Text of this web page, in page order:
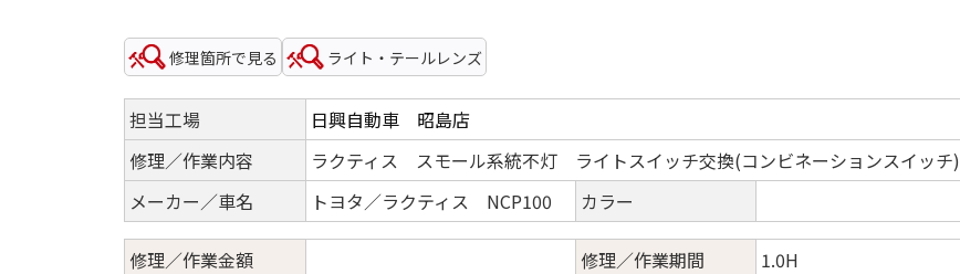
修理箇所で見る ライト・テールレンズ
担当工場
日興自動車 昭島店
修理／作業内容
ラクティス スモール系統不灯 ライトスイッチ交換(コンビネーションスイッチ)
メーカー／車名
トヨタ／ラクティス NCP100 カラー
修理／作業金額 修理／作業期間 1.0H